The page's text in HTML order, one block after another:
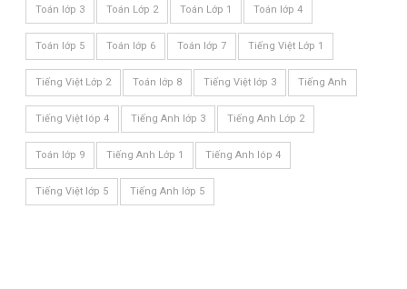
Toán lớp 3 Toán Lớp 2 Toán Lớp 1 Toán lớp 4
Toán lớp 5 Toán lớp 6 Toán lớp 7 Tiếng Việt Lớp 1
Tiếng Việt Lớp 2 Toán lớp 8 Tiếng Việt lớp 3 Tiếng Anh
Tiếng Việt lóp 4 Tiếng Anh lớp 3 Tiếng Anh Lớp 2
Toán lớp 9 Tiếng Anh Lớp 1 Tiếng Anh lóp 4
Tiếng Việt lớp 5 Tiếng Anh lớp 5